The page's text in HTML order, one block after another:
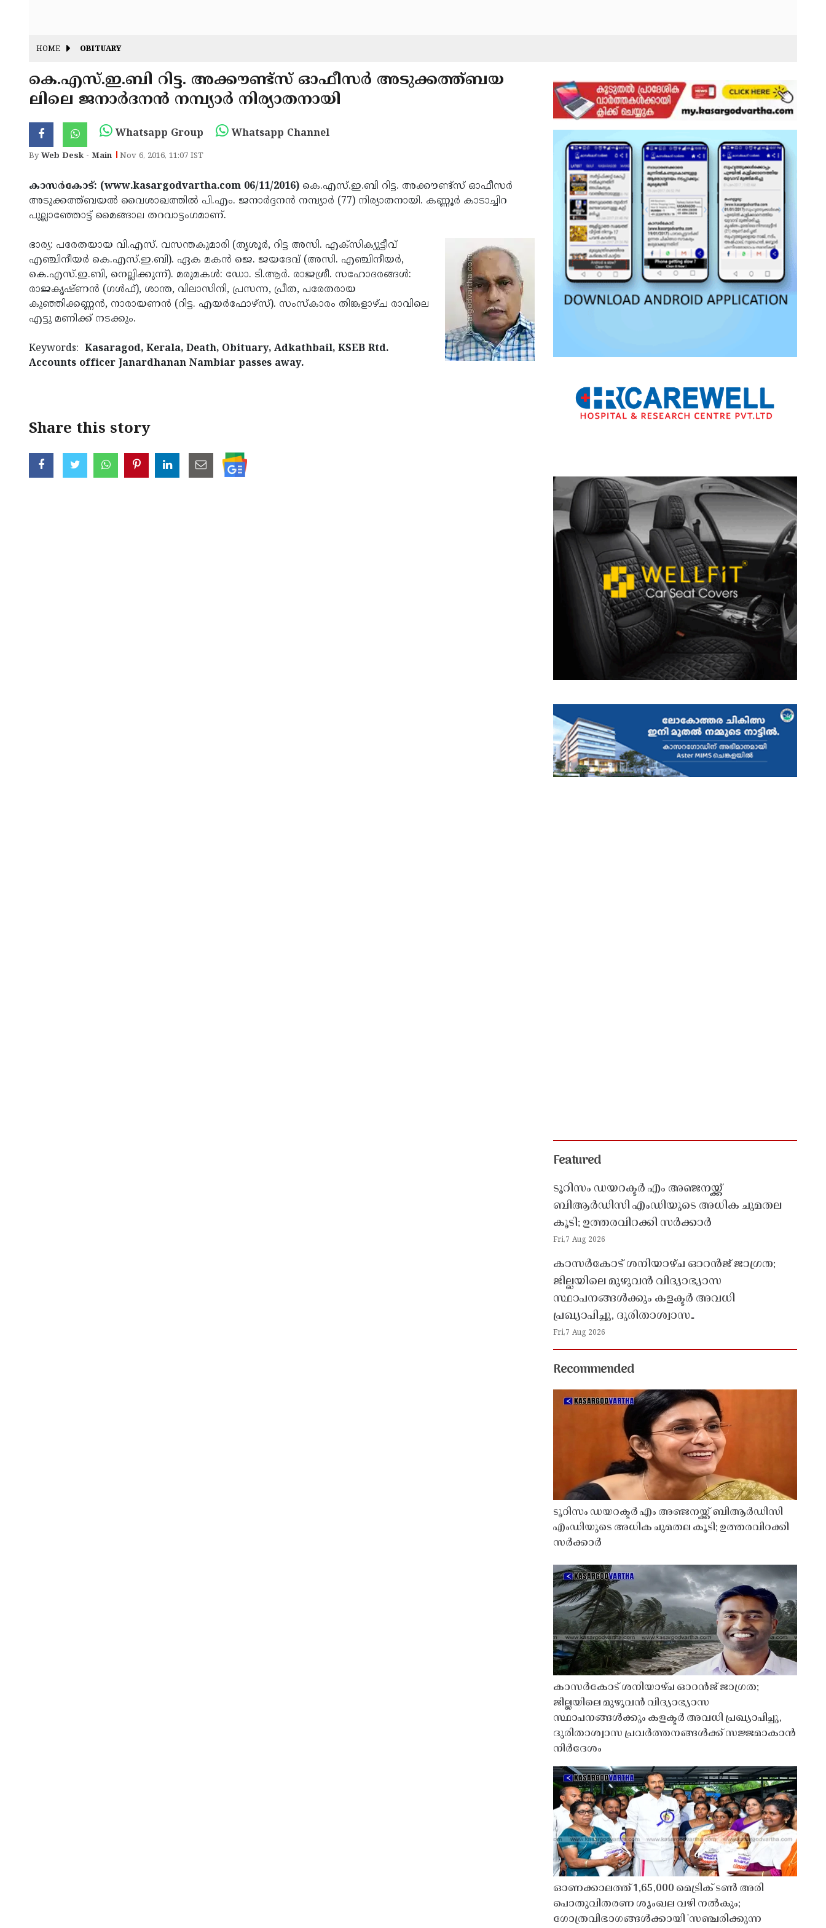
HOME OBITUARY
കെ.എസ്.ഇ.ബി റിട്ട. അക്കൗണ്ട്‌സ് ഓഫീസര്‍ അടുക്കത്ത്ബയ
ലിലെ ജനാര്‍ദനന്‍ നമ്പ്യാര്‍ നിര്യാതനായി
Whatsapp Group Whatsapp Channel
ByWeb Desk - Main Nov 6, 2016, 11:07 IST
കാസര്‍കോട്: (www.kasargodvartha.com 06/11/2016) കെ.എസ്.ഇ.ബി റിട്ട. അക്കൗണ്ട്‌സ് ഓഫീസര്‍
അടുക്കത്ത്ബയല്‍ വൈശാഖത്തില്‍ പി.എം. ജനാര്‍ദ്ദനന്‍ നമ്പ്യാര്‍ (77) നിര്യാതനായി. കണ്ണൂര്‍ കാടാച്ചിറ
പുല്ലാഞ്ഞോട്ട് മൈങ്ങാല തറവാട്ടംഗമാണ്.
ഭാര്യ: പരേതയായ വി.എസ്. വസന്തകുമാരി (തൃശൂര്‍, റിട്ട അസി. എക്‌സിക്യുട്ടീവ്
എഞ്ചിനീയര്‍ കെ.എസ്.ഇ.ബി). ഏക മകന്‍ ജെ. ജയദേവ് (അസി. എഞ്ചിനീയര്‍,
കെ.എസ്.ഇ.ബി, നെല്ലിക്കുന്ന്). മരുമകള്‍: ഡോ. ടി.ആര്‍. രാജശ്രീ. സഹോദരങ്ങള്‍:
രാജകൃഷ്ണന്‍ (ഗള്‍ഫ്), ശാന്ത, വിലാസിനി, പ്രസന്ന, പ്രീത, പരേതരായ
കുഞ്ഞിക്കണ്ണന്‍, നാരായണന്‍ (റിട്ട. എയര്‍ഫോഴ്‌സ്). സംസ്‌കാരം തിങ്കളാഴ്ച രാവിലെ
എട്ടു മണിക്ക് നടക്കും.
Keywords: Kasaragod, Kerala, Death, Obituary, Adkathbail, KSEB Rtd.
Accounts officer Janardhanan Nambiar passes away.
Share this story
Featured
ടൂറിസം ഡയറക്ടർ എം അഞ്ജനയ്ക്ക്
ബിആർഡിസി എംഡിയുടെ അധിക ചുമതല
കൂടി; ഉത്തരവിറക്കി സർക്കാർ
Fri,7 Aug 2026
കാസർകോട് ശനിയാഴ്ച ഓറൻജ് ജാഗ്രത;
ജില്ലയിലെ മുഴുവൻ വിദ്യാഭ്യാസ
സ്ഥാപനങ്ങൾക്കും കളക്ടർ അവധി
പ്രഖ്യാപിച്ചു, ദുരിതാശ്വാസ
പ്രവർത്തനങ്ങൾക്ക് സജ്ജമാകാൻ നിർദേശം
Fri,7 Aug 2026
Recommended
ടൂറിസം ഡയറക്ടർ എം അഞ്ജനയ്ക്ക് ബിആർഡിസി
എംഡിയുടെ അധിക ചുമതല കൂടി; ഉത്തരവിറക്കി
സർക്കാർ
കാസർകോട് ശനിയാഴ്ച ഓറൻജ് ജാഗ്രത;
ജില്ലയിലെ മുഴുവൻ വിദ്യാഭ്യാസ
സ്ഥാപനങ്ങൾക്കും കളക്ടർ അവധി പ്രഖ്യാപിച്ചു,
ദുരിതാശ്വാസ പ്രവർത്തനങ്ങൾക്ക് സജ്ജമാകാൻ
നിർദേശം
ഓണക്കാലത്ത് 1,65,000 മെട്രിക് ടൺ അരി
പൊതുവിതരണ ശൃംഖല വഴി നൽകും;
ഗോത്രവിഭാഗങ്ങൾക്കായി 'സഞ്ചരിക്കുന്ന